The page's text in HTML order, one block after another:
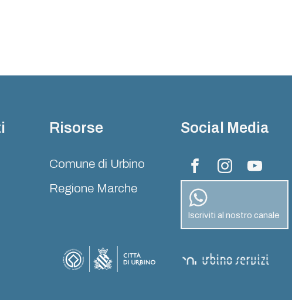
Risorse
Comune di Urbino
Regione Marche
Social Media
Iscriviti al nostro canale